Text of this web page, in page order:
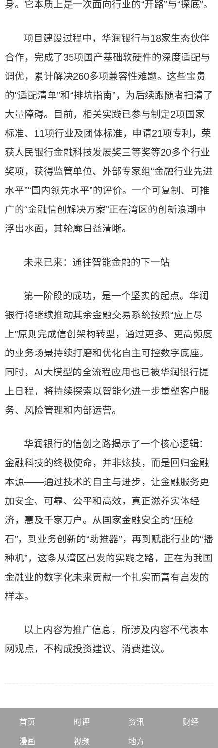
身。它本质上是一次面向行业的“开路”与“探底”。
项目建设过程中，华润银行与18家生态伙伴
合作，完成了35项国产基础软硬件的深度适配与
调优，累计解决260多项兼容性难题。这些宝贵
的“适配清单”和“排坑指南”，为后续跟随者扫清了
大量障碍。目前，相关实践已参与制定2项国家
标准、11项行业及团体标准，申请21项专利，荣
获人民银行金融科技发展奖三等奖等20多个行业
奖项，获得监管单位、外部专家组“金融行业先进
水平”“国内领先水平”的评价。一个可复制、可推
广的“金融信创解决方案”正在湾区的创新浪潮中
浮出水面，其轮廓日益清晰。
未来已来：通往智能金融的下一站
第一阶段的成功，是一个坚实的起点。华润
银行将继续推动其余金融交易系统按照“应上尽
上”原则完成信创架构转型，通过更多、更高频度
的业务场景持续打磨和优化自主可控数字底座。
同时，AI大模型的全流程应用也已被华润银行提
上日程，将持续探索以智能化进一步重塑客户服
务、风险管理和内部运营。
华润银行的信创之路揭示了一个核心逻辑：
金融科技的终极使命，并非炫技，而是回归金融
本源——通过技术的自主与进步，让金融服务更
加安全、可靠、公平和高效，真正滋养实体经
济，惠及千家万户。从国家金融安全的“压舱
石”，到业务创新的“助推器”，再到赋能行业的“播
种机”，这条从湾区出发的实践之路，正在为我国
金融业的数字化未来贡献一个扎实而富有启发的
样本。
以上内容为推广信息，所涉及内容不代表本
网观点，不构成投资建议、消费建议。
首页 时评 资讯 财经
漫画 视频 地方